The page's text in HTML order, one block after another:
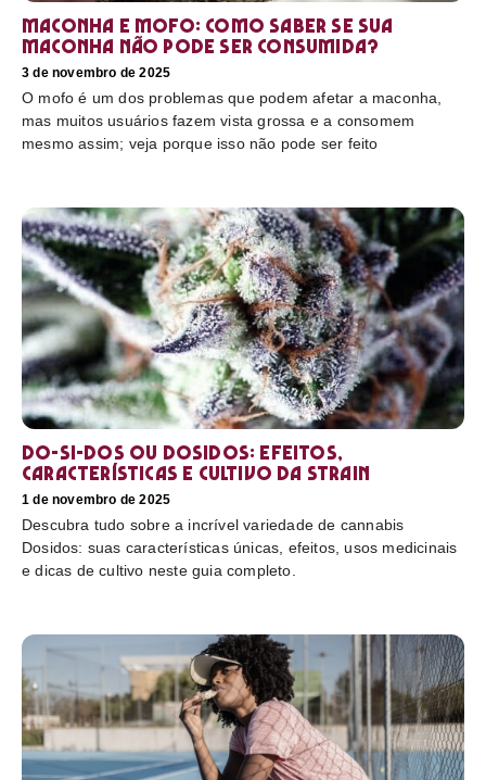
Maconha e mofo: como saber se sua
maconha não pode ser consumida?
3 de novembro de 2025
O mofo é um dos problemas que podem afetar a maconha,
mas muitos usuários fazem vista grossa e a consomem
mesmo assim; veja porque isso não pode ser feito
Do-Si-Dos ou Dosidos: efeitos,
características e cultivo da strain
1 de novembro de 2025
Descubra tudo sobre a incrível variedade de cannabis
Dosidos: suas características únicas, efeitos, usos medicinais
e dicas de cultivo neste guia completo.